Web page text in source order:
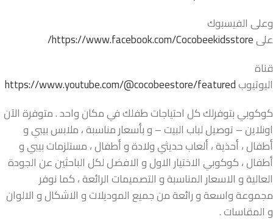
وعلى الفيسبوك
علىhttps://www.facebook.com/Cocobeekidsstore/
قناة
اليوتيوبhttps://www.youtube.com/@cocobeestore/featured
كوكوبي بتوفرلك كل احتياجات طفلك في مكان واحد . متوفرة الآن
اونلاين – توصيل لباب البيت – و بأسعار مناسبة ، ملابس بيبي و
أطفال ، أحذية ، ألعاب حديثي ولادة و أطفال ، مستلزمات بيبي و
أطفال ، كوكوبي الاختيار الاول و الافضل لكل الباحثين عن الجودة
العالية و الاسعار المناسبة و التصميمات الرائعة ، كما نوفر
مجموعة واسعة و رائعة من جميع الموديلات و الاشكال و الالوان
و المقاسات .